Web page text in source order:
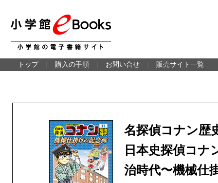
トップ 購入の手順 お問い合せ 販売サイト一覧
名探偵コナン
日本史探偵コ
治時代〜機械仕